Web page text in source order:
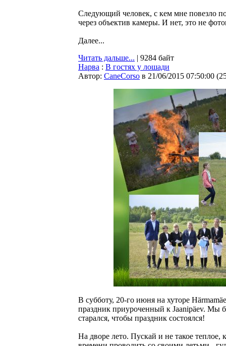
Следующий человек, с кем мне повезло
через объектив камеры. И нет, это не
Далее...
Читать дальше... | 9284 байт
Нарва : В гостях у лошади
Автор: CaneCorso в 21/06/2015 07:50:00 (
В субботу, 20-го июня на хуторе
праздник приуроченный к Jaanipäev. Мы
старался, чтобы праздник состоялся!
На дворе лето. Пускай и не такое